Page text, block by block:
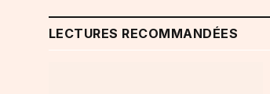
LECTURES RECOMMANDÉES